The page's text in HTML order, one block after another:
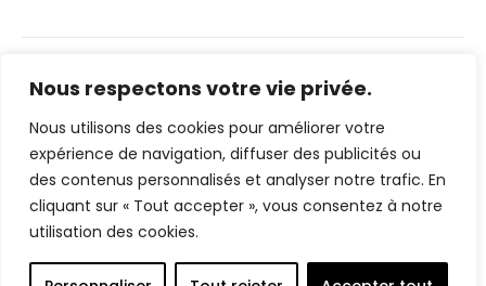
Nous respectons votre vie privée.
Nous utilisons des cookies pour améliorer votre
expérience de navigation, diffuser des publicités ou
des contenus personnalisés et analyser notre trafic. En
cliquant sur « Tout accepter », vous consentez à notre
utilisation des cookies.
Narmino SARL © 2025. Tous droits réservés.
Réalisation technique du site web par Media 377
(www.media377.com)
Français English Anglais)